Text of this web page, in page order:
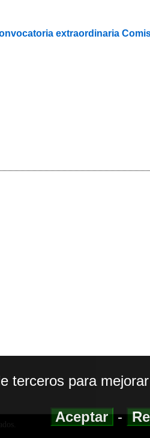
extraordinaria
terceros para
Aceptar-